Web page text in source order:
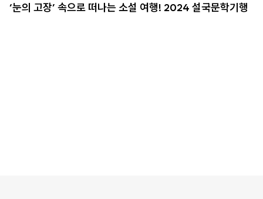
‘눈의 고장’ 속으로 떠나는 소설 여행! 2024 설국문학기행